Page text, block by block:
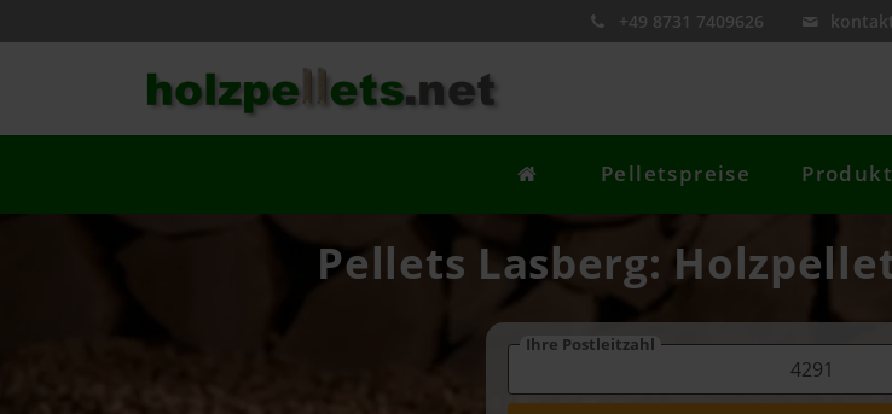
+49 8731 7409626
Pelletspreise
Pellets Lasberg:
Ihre Postleitzahl